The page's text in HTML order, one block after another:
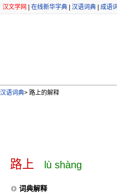
汉文学网 在线新华字典 汉语词典 成语
汉语词典> 路上的解释
路上 lù shàng
词典解释